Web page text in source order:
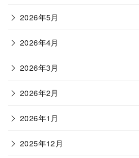
2026年5月
2026年4月
2026年3月
2026年2月
2026年1月
2025年12月